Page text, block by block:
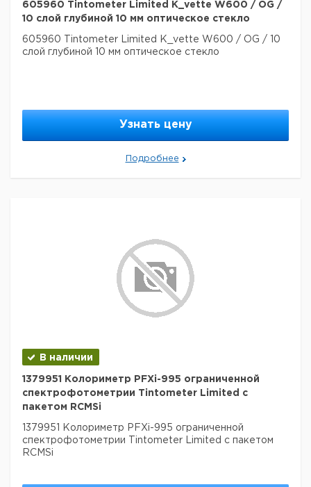
605960 Tintometer Limited K_vette W600 / OG /
10 слой глубиной 10 мм оптическое стекло
605960 Tintometer Limited K_vette W600 / OG / 10
слой глубиной 10 мм оптическое стекло
Узнать цену
Подробнее
В наличии
1379951 Колориметр PFXi-995 ограниченной
спектрофотометрии Tintometer Limited с
пакетом RCMSi
1379951 Колориметр PFXi-995 ограниченной
спектрофотометрии Tintometer Limited с пакетом
RCMSi